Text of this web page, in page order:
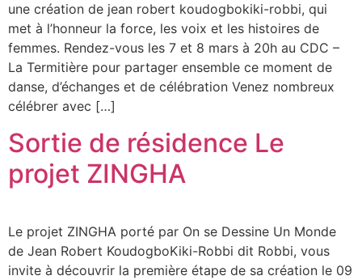
une création de jean robert koudogbokiki-robbi, qui
met à l’honneur la force, les voix et les histoires de
femmes. Rendez-vous les 7 et 8 mars à 20h au CDC –
La Termitière pour partager ensemble ce moment de
danse, d’échanges et de célébration Venez nombreux
célébrer avec […]
Sortie de résidence Le
projet ZINGHA
Le projet ZINGHA porté par On se Dessine Un Monde
de Jean Robert KoudogboKiki-Robbi dit Robbi, vous
invite à découvrir la première étape de sa création le 09